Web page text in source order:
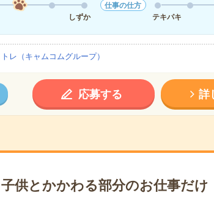
しずか
仕事の仕方
テキパキ
レ（キャムコムグループ）
応募する 詳
子供とかかわる部分のお仕事だけ